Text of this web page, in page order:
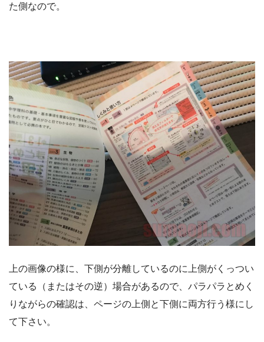
た側なので。
上の画像の様に、下側が分離しているのに上側がくっつい
ている（またはその逆）場合があるので、パラパラとめく
りながらの確認は、ページの上側と下側に両方行う様にし
て下さい。